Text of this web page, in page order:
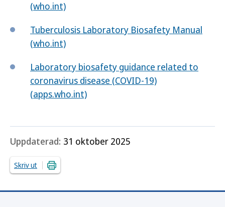
(who.int)
Tuberculosis Laboratory Biosafety Manual
(who.int)
Laboratory biosafety guidance related to
coronavirus disease (COVID-19)
(apps.who.int)
Uppdaterad: 31 oktober 2025
Skriv ut